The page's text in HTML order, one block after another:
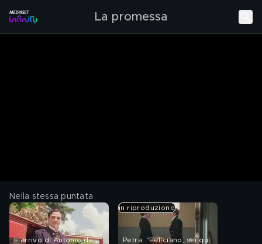
La promessa
Nella stessa puntata
L'arrivo di Antonio de
in riproduzione
Petra: "Feliciano, sei qui